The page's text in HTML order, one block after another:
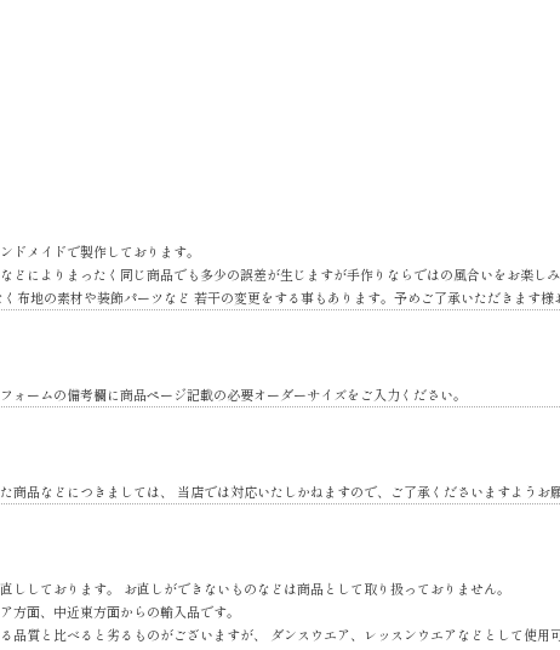
ドメイドで製作しております。
どによりまったく同じ商品でも多少の誤差が生じますが手作りならではの風合いをお楽しみ
布地の素材や装飾パーツなど 若干の変更をする事もあります。予めご了承いただきます様
ォームの備考欄に商品ページ記載の必要オーダーサイズをご入力ください。
商品などにつきましては、 当店では対応いたしかねますので、ご了承くださいますようお
ししております。 お直しができないものなどは商品として取り扱っておりません。
方面、中近東方面からの輸入品です。
品質と比べると劣るものがございますが、 ダンスウエア、レッスンウエアなどとして使用